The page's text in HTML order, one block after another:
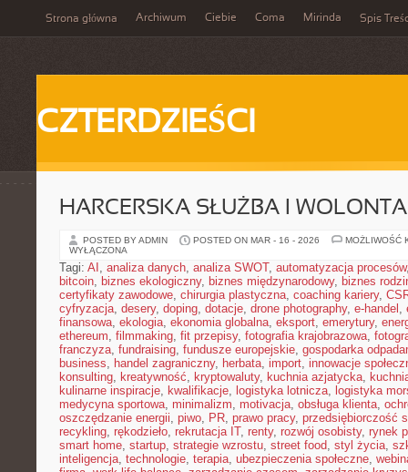
Strona główna Archiwum Ciebie Coma Mirinda Spis
CZTERDZIEŚCI
HARCERSKA SŁUŻBA I
POSTED BY ADMIN POSTED ON MAR - 16 - 2026
MOŻLIWOŚĆ
WYŁĄCZONA
Tagi: AI , analiza danych, analiza SWOT, automatyzacja procesów
bitcoin, biznes ekologiczny, biznes międzynarodowy, biznes
certyfikaty zawodowe, chirurgia plastyczna, coaching kariery,
cyfryzacja, desery, doping, dotacje, drone photography, e-handel ,
finansowa, ekologia, ekonomia globalna, eksport, emerytury,
ethereum, filmmaking, fit przepisy, fotografia krajobrazowa,
franczyza, fundraising, fundusze europejskie, gospodarka
business, handel zagraniczny, herbata, import, innowacje
konsulting, kreatywność, kryptowaluty, kuchnia azjatycka,
kulinarne inspiracje, kwalifikacje, logistyka lotnicza, logistyka
medycyna sportowa, minimalizm, motivacja, obsługa klienta,
oszczędzanie energii, piwo, PR, prawo pracy, przedsiębiorczość
recykling, rękodzieło, rekrutacja IT, renty, rozwój osobisty, rynek
smart home, startup, strategie wzrostu, street food, styl życia,
inteligencja, technologie, terapia, ubezpieczenia społeczne,